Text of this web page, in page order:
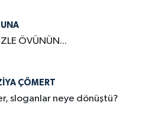
ÖVÜNÜN...
ÇÖMERT
sloganlar neye dönüştü?